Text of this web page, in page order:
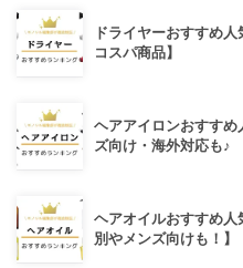
ドライヤーおすすめ
コスパ商品】
ヘアアイロンおすす
ズ向け・海外対応も♪
ヘアオイルおすすめ
別やメンズ向けも！】